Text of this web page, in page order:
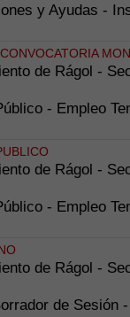
y Ayudas -
de Rágol -
- Empleo
de Rágol -
- Empleo
de Rágol -
de Sesión